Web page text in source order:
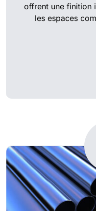
offrent une finition
les espaces